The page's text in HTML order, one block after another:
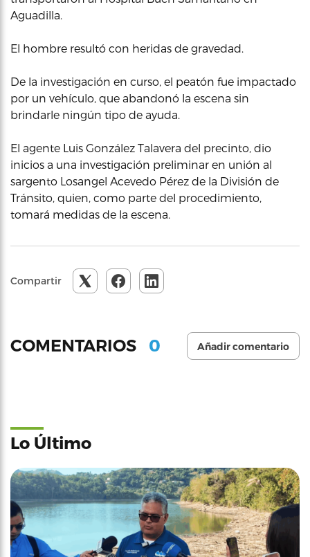
Aguadilla.
El hombre resultó con heridas de gravedad.
De la investigación en curso, el peatón fue impactado
por un vehículo, que abandonó la escena sin
brindarle ningún tipo de ayuda.
El agente Luis González Talavera del precinto, dio
inicios a una investigación preliminar en unión al
sargento Losangel Acevedo Pérez de la División de
Tránsito, quien, como parte del procedimiento,
tomará medidas de la escena.
Compartir
COMENTARIOS 0 Añadir comentario
Lo Último